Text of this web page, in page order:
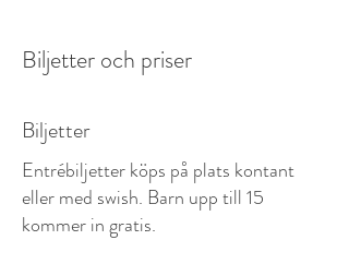
Biljetter och priser
Biljetter
Entrébiljetter köps på plats kontant
eller med swish. Barn upp till 15
kommer in gratis.